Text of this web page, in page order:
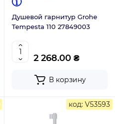
Душевой гарнитур Grohe
Tempesta 110 27849003
2 268.00 ₴
В корзину
код: V53593